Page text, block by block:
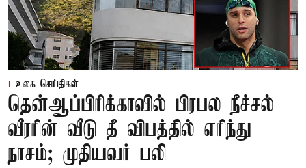
உலக செய்திகள்
தென்ஆப்பிரிக்காவில் பிரபல நீச்சல்
வீரரின் வீடு தீ விபத்தில் எரிந்து
நாசம்; முதியவர் பலி